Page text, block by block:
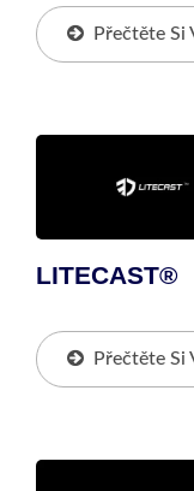
Přečtěte Si
LITECAST®
Přečtěte Si